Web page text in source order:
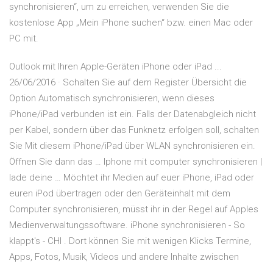
synchronisieren“, um zu erreichen, verwenden Sie die
kostenlose App „Mein iPhone suchen“ bzw. einen Mac oder
PC mit.
Outlook mit Ihren Apple-Geräten iPhone oder iPad ...
26/06/2016 · Schalten Sie auf dem Register Übersicht die
Option Automatisch synchronisieren, wenn dieses
iPhone/iPad verbunden ist ein. Falls der Datenabgleich nicht
per Kabel, sondern über das Funknetz erfolgen soll, schalten
Sie Mit diesem iPhone/iPad über WLAN synchronisieren ein.
Öffnen Sie dann das … Iphone mit computer synchronisieren |
lade deine … Möchtet ihr Medien auf euer iPhone, iPad oder
euren iPod übertragen oder den Geräteinhalt mit dem
Computer synchronisieren, müsst ihr in der Regel auf Apples
Medienverwaltungssoftware. iPhone synchronisieren - So
klappt's - CHI . Dort können Sie mit wenigen Klicks Termine,
Apps, Fotos, Musik, Videos und andere Inhalte zwischen